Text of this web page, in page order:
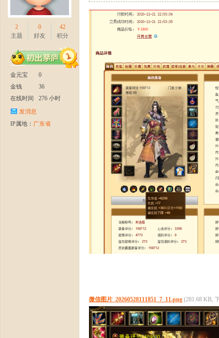
新
天
2
主题
0
好友
42
积分
金元宝
0
金钱
36
在线时间
276 小时
发消息
IP属地： 广东省
微信图片_20260528111851_7_11.png (281.68 KB,